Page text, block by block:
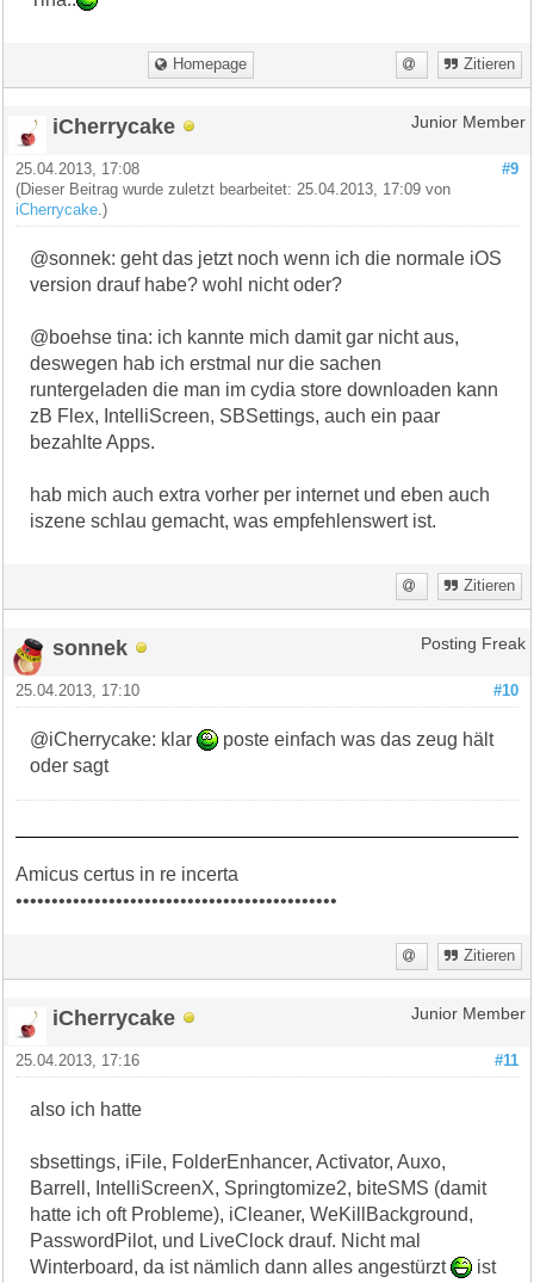
Homepage Zitieren
iCherrycake Junior Member
#9
25.04.2013, 17:08
(Dieser Beitrag wurde zuletzt bearbeitet: 25.04.2013, 17:09 von
iCherrycake .)
@sonnek: geht das jetzt noch wenn ich die normale iOS
version drauf habe? wohl nicht oder?
@boehse tina: ich kannte mich damit gar nicht aus,
deswegen hab ich erstmal nur die sachen
runtergeladen die man im cydia store downloaden kann
zB Flex, IntelliScreen, SBSettings, auch ein paar
bezahlte Apps.
hab mich auch extra vorher per internet und eben auch
iszene schlau gemacht, was empfehlenswert ist.
Zitieren
sonnek Posting Freak
#10
25.04.2013, 17:10
@iCherrycake: klar
poste einfach was das zeug hält
oder sagt
Amicus certus in re incerta
•••••••••••••••••••••••••••••••••••••••••••••
Zitieren
iCherrycake Junior Member
#11
25.04.2013, 17:16
also ich hatte
sbsettings, iFile, FolderEnhancer, Activator, Auxo,
Barrell, IntelliScreenX, Springtomize2, biteSMS (damit
hatte ich oft Probleme), iCleaner, WeKillBackground,
PasswordPilot, und LiveClock drauf. Nicht mal
Winterboard, da ist nämlich dann alles angestürzt
ist